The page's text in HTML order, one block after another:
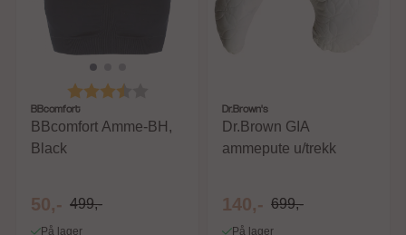
Karakter:
BBcomfort
BBcomfort Amme-BH,
Black
50,- 499,-
På lager
Dr.Brown's
Dr.Brown GIA
ammepute u/trekk
140,- 699,-
På lager